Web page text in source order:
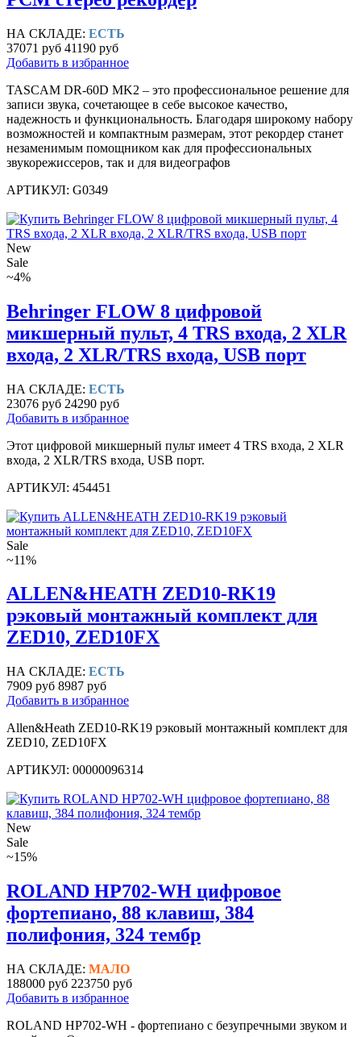
НА СКЛАДЕ: ЕСТЬ
37071 руб 41190 руб
Добавить в избранное
TASCAM DR-60D MK2 – это профессиональное решение для
записи звука, сочетающее в себе высокое качество,
надежность и функциональность. Благодаря широкому набору
возможностей и компактным размерам, этот рекордер станет
незаменимым помощником как для профессиональных
звукорежиссеров, так и для видеографов
АРТИКУЛ: G0349
New
Sale
~4%
Behringer FLOW 8 цифровой
микшерный пульт, 4 TRS входа, 2 XLR
входа, 2 XLR/TRS входа, USB порт
НА СКЛАДЕ: ЕСТЬ
23076 руб 24290 руб
Добавить в избранное
Этот цифровой микшерный пульт имеет 4 TRS входа, 2 XLR
входа, 2 XLR/TRS входа, USB порт.
АРТИКУЛ: 454451
Sale
~11%
ALLEN&HEATH ZED10-RK19
рэковый монтажный комплект для
ZED10, ZED10FX
НА СКЛАДЕ: ЕСТЬ
7909 руб 8987 руб
Добавить в избранное
Allen&Heath ZED10-RK19 рэковый монтажный комплект для
ZED10, ZED10FX
АРТИКУЛ: 00000096314
New
Sale
~15%
ROLAND HP702-WH цифровое
фортепиано, 88 клавиш, 384
полифония, 324 тембр
НА СКЛАДЕ: МАЛО
188000 руб 223750 руб
Добавить в избранное
ROLAND HP702-WH - фортепиано с безупречными звуком и